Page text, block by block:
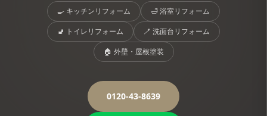
🍳 キッチンリフォーム 🛁浴室リフォーム
🚽 トイレリフォーム 🪥 洗面台リフォーム
🏠 外壁・屋根塗装
0120-43-8639